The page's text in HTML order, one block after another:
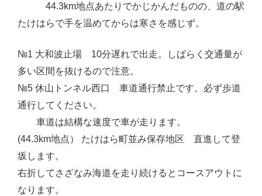
44.3km地点あたりでかじかんだものの、道の駅
たけはらで手を温めてからは寒さを感じず。
№1 大和波止場 10分遅れで出走。しばらく交通量が
多い区間を抜けるので注意。
№5 休山トンネル西口 車道通行禁止です。必ず歩道
通行してください。
車道は結構な速度で車が走ります。
(44.3km地点） たけはら町並み保存地区 直進して登
坂します。
右折してさざなみ海道を走り続けるとコースアウトに
なります。